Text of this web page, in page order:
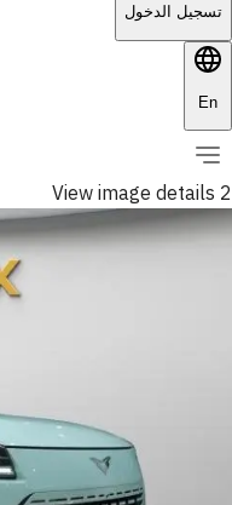
تسجيل الدخول
En
View image details 2